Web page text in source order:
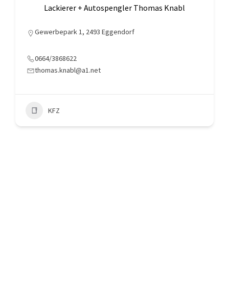
Lackierer + Autospengler Thomas Knabl
Gewerbepark 1, 2493 Eggendorf
0664/3868622
thomas.knabl@a1.net
KFZ